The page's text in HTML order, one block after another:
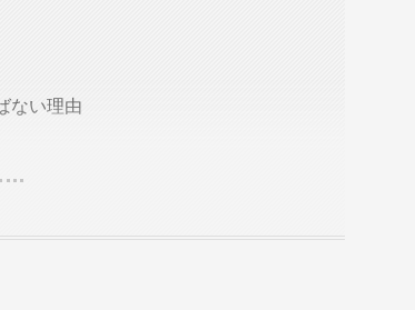
ない理由